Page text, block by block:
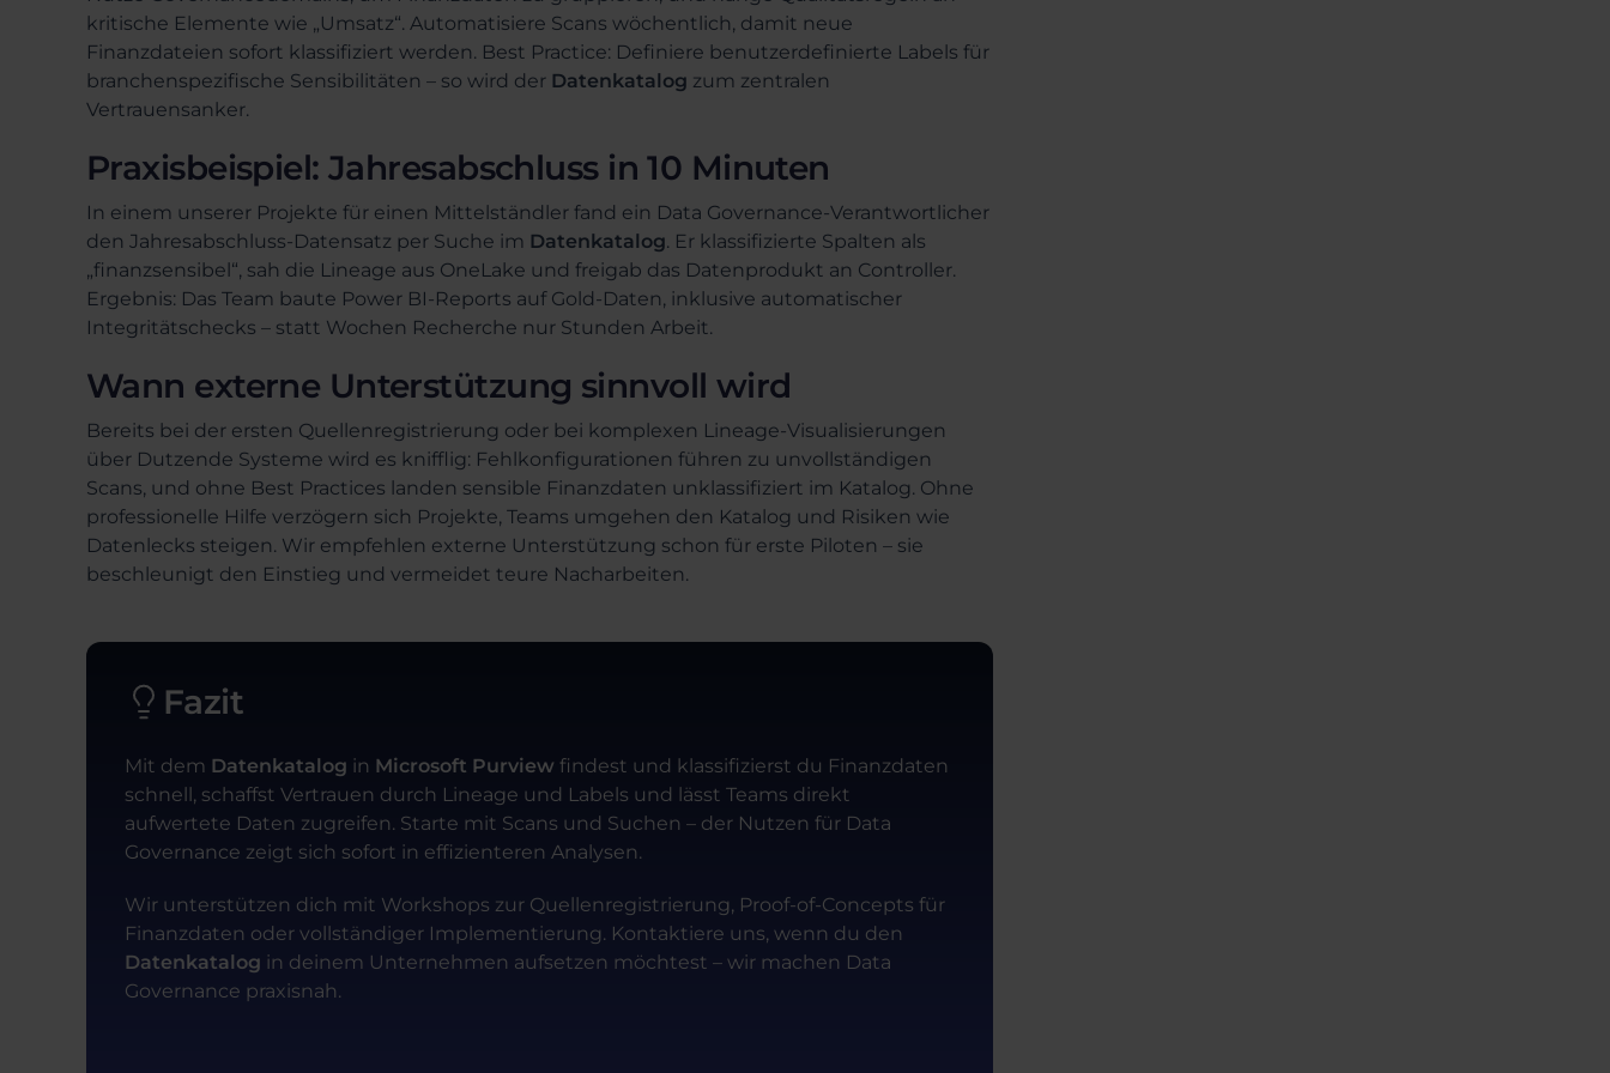
kritische Elemente wie „Umsatz“. Automatisiere Scans wöchentlich, damit neue
Finanzdateien sofort klassifiziert werden. Best Practice: Definiere benutzerdefinierte Labels für
branchenspezifische Sensibilitäten – so wird der Datenkatalog zum zentralen
Vertrauensanker.
Praxisbeispiel: Jahresabschluss in 10 Minuten
In einem unserer Projekte für einen Mittelständler fand ein Data Governance-Verantwortlicher
den Jahresabschluss-Datensatz per Suche im Datenkatalog. Er klassifizierte Spalten als
„finanzsensibel“, sah die Lineage aus OneLake und freigab das Datenprodukt an Controller.
Ergebnis: Das Team baute Power BI-Reports auf Gold-Daten, inklusive automatischer
Integritätschecks – statt Wochen Recherche nur Stunden Arbeit.
Wann externe Unterstützung sinnvoll wird
Bereits bei der ersten Quellenregistrierung oder bei komplexen Lineage-Visualisierungen
über Dutzende Systeme wird es knifflig: Fehlkonfigurationen führen zu unvollständigen
Scans, und ohne Best Practices landen sensible Finanzdaten unklassifiziert im Katalog. Ohne
professionelle Hilfe verzögern sich Projekte, Teams umgehen den Katalog und Risiken wie
Datenlecks steigen. Wir empfehlen externe Unterstützung schon für erste Piloten – sie
beschleunigt den Einstieg und vermeidet teure Nacharbeiten.
Fazit
Mit dem Datenkatalog in Microsoft Purview findest und klassifizierst du Finanzdaten
schnell, schaffst Vertrauen durch Lineage und Labels und lässt Teams direkt
aufwertete Daten zugreifen. Starte mit Scans und Suchen – der Nutzen für Data
Governance zeigt sich sofort in effizienteren Analysen.
Wir unterstützen dich mit Workshops zur Quellenregistrierung, Proof-of-Concepts für
Finanzdaten oder vollständiger Implementierung. Kontaktiere uns, wenn du den
Datenkatalog in deinem Unternehmen aufsetzen möchtest – wir machen Data
Governance praxisnah.